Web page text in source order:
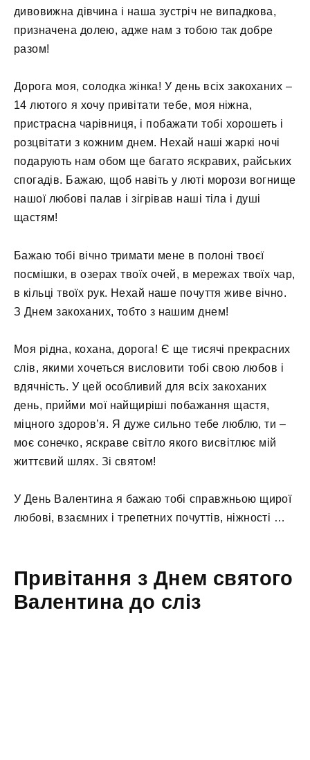
дивовижна дівчина і наша зустріч не випадкова,
призначена долею, адже нам з тобою так добре
разом!
Дорога моя, солодка жінка! У день всіх закоханих –
14 лютого я хочу привітати тебе, моя ніжна,
пристрасна чарівниця, і побажати тобі хорошеть і
розцвітати з кожним днем. Нехай наші жаркі ночі
подарують нам обом ще багато яскравих, райських
спогадів. Бажаю, щоб навіть у люті морози вогнище
нашої любові палав і зігрівав наші тіла і душі
щастям!
Бажаю тобі вічно тримати мене в полоні твоєї
посмішки, в озерах твоїх очей, в мережах твоїх чар,
в кільці твоїх рук. Нехай наше почуття живе вічно.
З Днем закоханих, тобто з нашим днем!
Моя рідна, кохана, дорога! Є ще тисячі прекрасних
слів, якими хочеться висловити тобі свою любов і
вдячність. У цей особливий для всіх закоханих
день, прийми мої найщиріші побажання щастя,
міцного здоров’я. Я дуже сильно тебе люблю, ти –
моє сонечко, яскраве світло якого висвітлює мій
життєвий шлях. Зі святом!
У День Валентина я бажаю тобі справжньою щирої
любові, взаємних і трепетних почуттів, ніжності …
Привітання з Днем святого
Валентина до сліз